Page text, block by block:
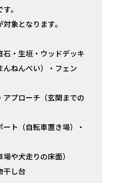
。
象となります。
石・生垣・ウッドデッキ
んねんべい）・フェン
アプローチ（玄関までの
ト（自転車置き場）・
や犬走りの床面）
干し台